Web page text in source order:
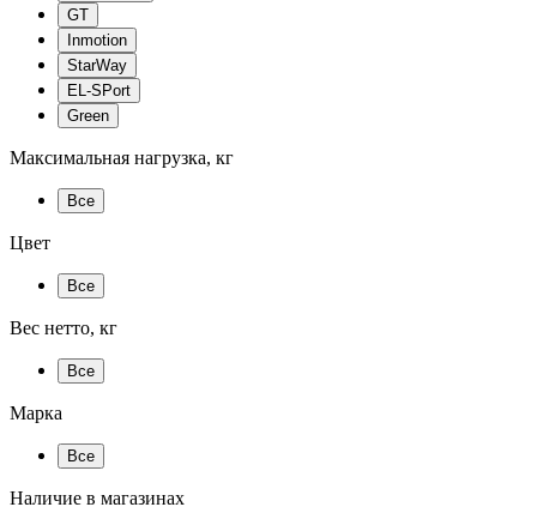
GT
Inmotion
StarWay
EL-SPort
Green
Максимальная нагрузка, кг
Все
Цвет
Все
Вес нетто, кг
Все
Марка
Все
Наличие в магазинах